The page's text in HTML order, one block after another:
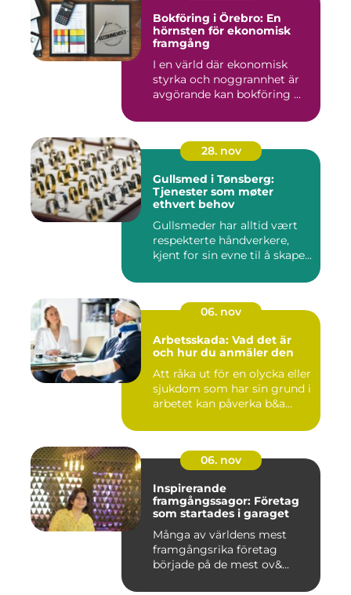
Bokföring i Örebro: En
hörnsten för ekonomisk
framgång
I en värld där ekonomisk
styrka och noggrannhet är
avgörande kan bokföring ...
28. nov
Gullsmed i Tønsberg:
Tjenester som møter
ethvert behov
Gullsmeder har alltid vært
respekterte håndverkere,
kjent for sin evne til å skape...
06. nov
Arbetsskada: Vad det är
och hur du anmäler den
Att råka ut för en olycka eller
sjukdom som har sin grund i
arbetet kan påverka b&a...
06. nov
Inspirerande
framgångssagor: Företag
som startades i garaget
Många av världens mest
framgångsrika företag
började på de mest ov&...